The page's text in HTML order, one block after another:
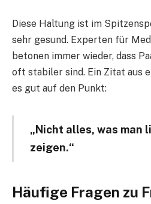
Diese Haltung ist im
sehr gesund. Experten für
betonen immer wieder, dass
oft stabiler sind. Ein Zitat aus
es gut auf den Punkt:
„Nicht alles, was man
zeigen.“
Häufige Fragen zu